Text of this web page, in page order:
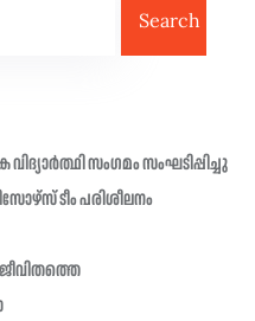
Search
സംഗമം സംഘടിപ്പിച്ചു
ടീം പരിശീലനം